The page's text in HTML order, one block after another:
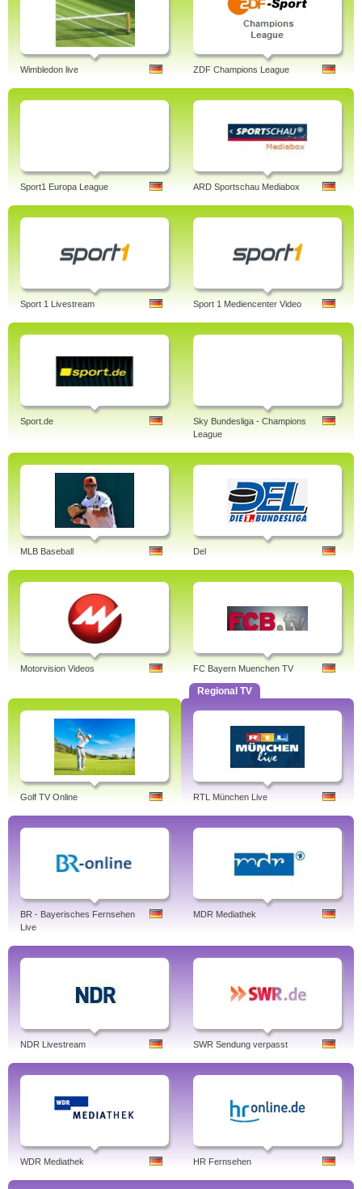
Wimbledon live ZDF Champions League
Sport1 Europa League ARD Sportschau Mediabox
Sport 1 Livestream Sport 1 Mediencenter Video
Sport.de
Sky Bundesliga - Champions
League
MLB Baseball Del
Motorvision Videos FC Bayern Muenchen TV
Golf TV Online
Regional TV
RTL München Live
BR - Bayerisches Fernsehen
Live
MDR Mediathek
NDR Livestream SWR Sendung verpasst
WDR Mediathek HR Fernsehen